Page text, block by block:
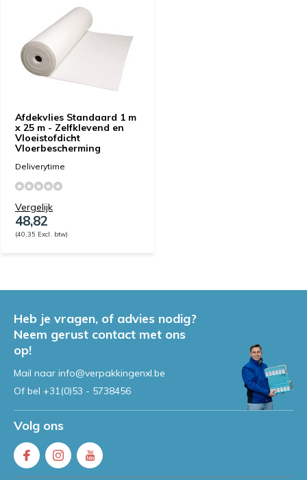
Afdekvlies Standaard 1 m
x 25 m - Zelfklevend en
Vloeistofdicht
Vloerbescherming
Deliverytime
Vergelijk
48,82
(40,35 Excl. btw)
Heb je vragen, of advies nodig?
Neem gerust contact met ons
op!
Mail naar info@verpakkingenxl.be
Of bel +31(0)53 - 5738456
Volg ons